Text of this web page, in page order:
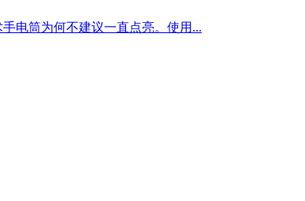
电筒为何不建议一直点亮。使用...